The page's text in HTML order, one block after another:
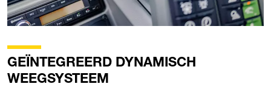
GEÏNTEGREERD DYNAMISCH
WEEGSYSTEEM